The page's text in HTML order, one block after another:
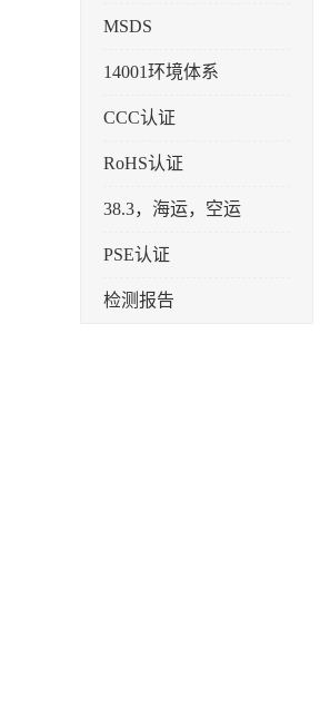
MSDS
14001环境体系
CCC认证
RoHS认证
38.3，海运，空运
PSE认证
检测报告